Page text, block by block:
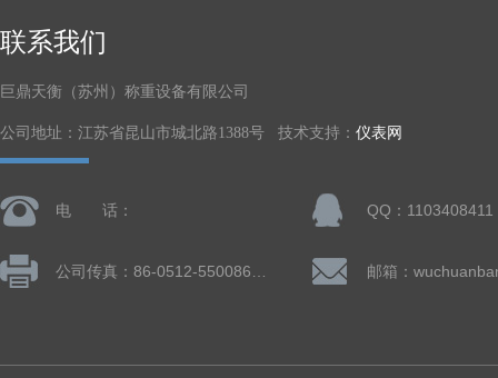
联系我们
巨鼎天衡（苏州）称重设备有限公司
公司地址：江苏省昆山市城北路1388号 技术支持： 仪表网
电 话： QQ：1103408411